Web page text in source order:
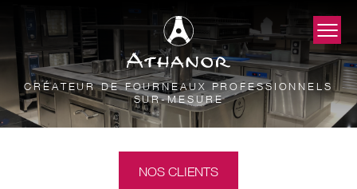
CRÉATEUR DE FOURNEAUX PROFESSIONNELS
SUR-MESURE
NOS CLIENTS